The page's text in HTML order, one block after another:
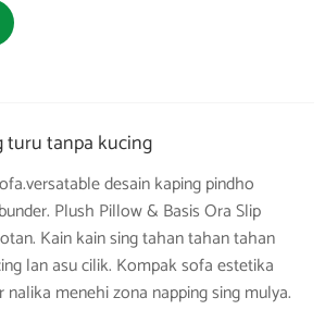
tanpa kucing
desain kaping pindho
Plush Pillow & Basis Ora Slip
Kain kain sing tahan tahan tahan
lan asu cilik. Kompak sofa estetika
menehi zona napping sing mulya.